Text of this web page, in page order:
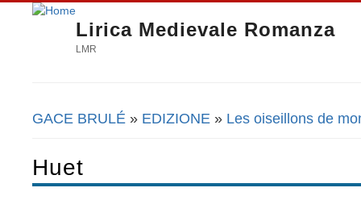
Lirica Medievale Romanza
LMR
Tu sei qui
GACE BRULÉ » EDIZIONE » Les oiseillons de
Huet